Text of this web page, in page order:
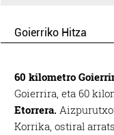
Goierriko Hitza
60 kilometro
Goierrira, eta 60
Etorrera.
Korrika, ostiral